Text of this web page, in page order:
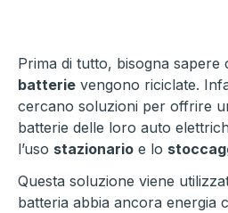
Prima di tutto, bisogna sapere
batterie vengono riciclate.
cercano soluzioni per offrire
batterie delle loro auto
l’uso stazionario e lo
Questa soluzione viene
batteria abbia ancora energia